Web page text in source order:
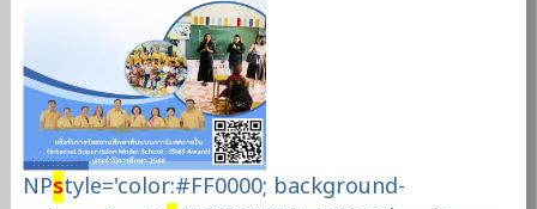
NPstyle='color:#FF0000; background-